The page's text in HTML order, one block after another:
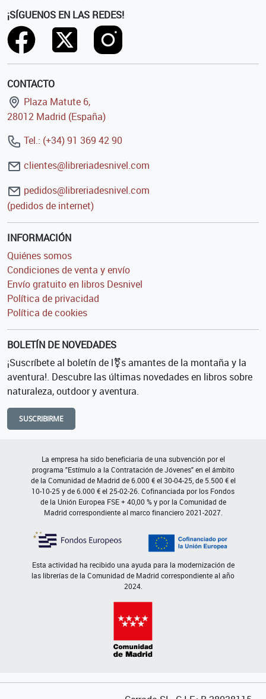
¡SÍGUENOS EN LAS REDES!
CONTACTO
Plaza Matute 6,
28012 Madrid (España)
Tel.: (+34) 91 369 42 90
clientes@libreriadesnivel.com
pedidos@libreriadesnivel.com
(pedidos de internet)
INFORMACIÓN
Quiénes somos
Condiciones de venta y envío
Envío gratuito en libros Desnivel
Política de privacidad
Política de cookies
BOLETÍN DE NOVEDADES
¡Suscríbete al boletín de l⚧s amantes de la montaña y la
aventura!. Descubre las últimas novedades en libros sobre
naturaleza, outdoor y aventura.
SUSCRIBIRME
La empresa ha sido beneficiaria de una subvención por el
programa "Estímulo a la Contratación de Jóvenes" en el ámbito
de la Comunidad de Madrid de 6.000 € el 30-04-25, de 5.500 € el
10-10-25 y de 6.000 € el 25-02-26. Cofinanciada por los Fondos
de la Unión Europea FSE + 40,00 % y por la Comunidad de
Madrid correspondiente al marco financiero 2021-2027.
Esta actividad ha recibido una ayuda para la modernización de
las librerías de la Comunidad de Madrid correspondiente al año
2024.